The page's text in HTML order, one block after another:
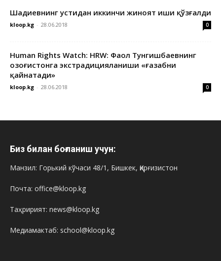
Шадиевнинг устидан иккинчи жиноят иши қўзғалди
kloop.kg - 28.06.2018 0
Human Rights Watch: HRW: Фаол Тунгишбаевнинг
Қозоғистонга экстрадицияланиши «ғазабни
қайнатади»
kloop.kg - 28.06.2018 0
Биз билан боғланиш учун:
Манзил: Горький кўчаси 48/1, Бишкек, Қирғизистон
Почта: office@kloop.kg
Таҳририят: news@kloop.kg
Медиамактаб: school@kloop.kg